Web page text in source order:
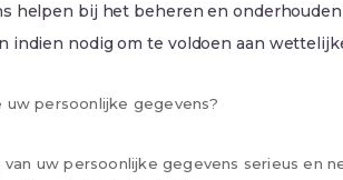
helpen bij het beheren en
indien nodig om te voldoen aan
persoonlijke gegevens?
uw persoonlijke gegevens serieus en